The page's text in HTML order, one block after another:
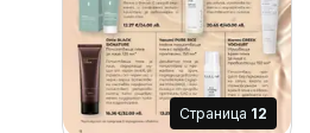
Cтраница 12